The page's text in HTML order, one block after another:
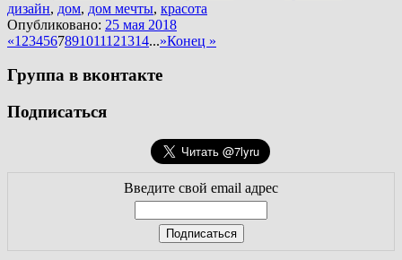
дизайн, дом, дом мечты, красота
Опубликовано: 25 мая 2018
«1 234567891011121314...»Конец »
Группа в вконтакте
Подписаться
Введите свой email адрес